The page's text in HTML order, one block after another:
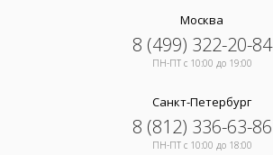
Москва
8 (499) 322-20-84
ПН-ПТ c 10:00 до 19:00
Санкт-Петербург
8 (812) 336-63-86
ПН-ПТ c 10:00 до 18:00